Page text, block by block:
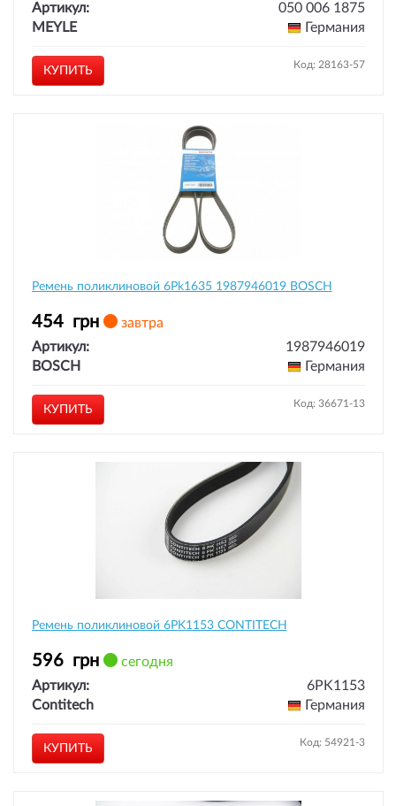
Артикул:
050 006 1875
MEYLE
Германия
КУПИТЬ Код: 28163-57
Ремень поликлиновой 6Pk1635 1987946019 BOSCH
454 грн
завтра
Артикул:
1987946019
BOSCH
Германия
КУПИТЬ Код: 36671-13
Ремень поликлиновой 6PK1153 CONTITECH
596 грн
сегодня
Артикул:
6PK1153
Contitech
Германия
КУПИТЬ Код: 54921-3